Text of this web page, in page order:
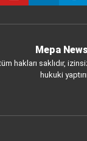
Mepa News
hakları saklıdır,
hukuki